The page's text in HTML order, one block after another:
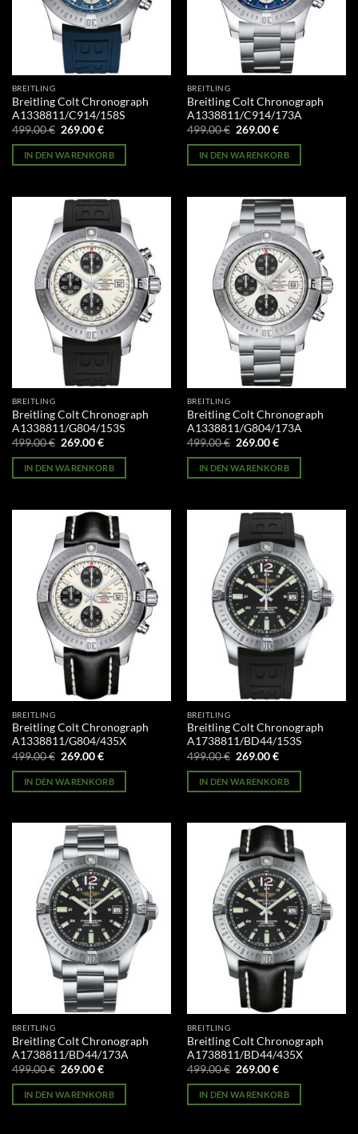
BREITLING
Breitling Colt Chronograph
A1338811/C914/158S
499.00€ Ursprünglicher
war:
499.00 €
269.00€Aktueller
ist:
269.00 €.
IN DEN WARENKORB
BREITLING
Breitling Colt Chronograph
A1338811/C914/173A
499.00€ Ursprünglicher
war:
499.00 €
269.00€Aktueller
ist:
269.00 €.
IN DEN WARENKORB
BREITLING
Breitling Colt Chronograph
A1338811/G804/153S
499.00€ Ursprünglicher
war:
499.00 €
269.00€Aktueller
ist:
269.00 €.
IN DEN WARENKORB
BREITLING
Breitling Colt Chronograph
A1338811/G804/173A
499.00€ Ursprünglicher
war:
499.00 €
269.00€Aktueller
ist:
269.00 €.
IN DEN WARENKORB
BREITLING
Breitling Colt Chronograph
A1338811/G804/435X
499.00€ Ursprünglicher
war:
499.00 €
269.00€Aktueller
ist:
269.00 €.
IN DEN WARENKORB
BREITLING
Breitling Colt Chronograph
A1738811/BD44/153S
499.00€ Ursprünglicher
war:
499.00 €
269.00€Aktueller
ist:
269.00 €.
IN DEN WARENKORB
BREITLING
Breitling Colt Chronograph
A1738811/BD44/173A
499.00€ Ursprünglicher
war:
499.00 €
269.00€Aktueller
ist:
269.00 €.
IN DEN WARENKORB
BREITLING
Breitling Colt Chronograph
A1738811/BD44/435X
499.00€ Ursprünglicher
war:
499.00 €
269.00€Aktueller
ist:
269.00 €.
IN DEN WARENKORB